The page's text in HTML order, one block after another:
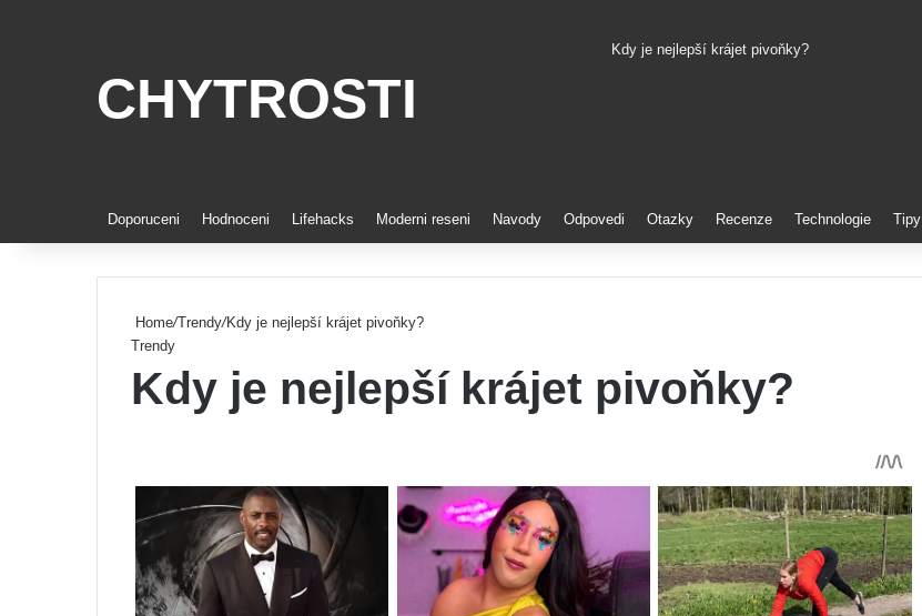
CHYTROSTI
Kdy je nejlepší krájet pivoňky?
Doporuceni Hodnoceni Lifehacks Moderni reseni Navody Odpovedi Otazky Recenze Technologie Tipy
Home/Trendy/Kdy je nejlepší krájet pivoňky?
Trendy
Kdy je nejlepší krájet pivoňky?